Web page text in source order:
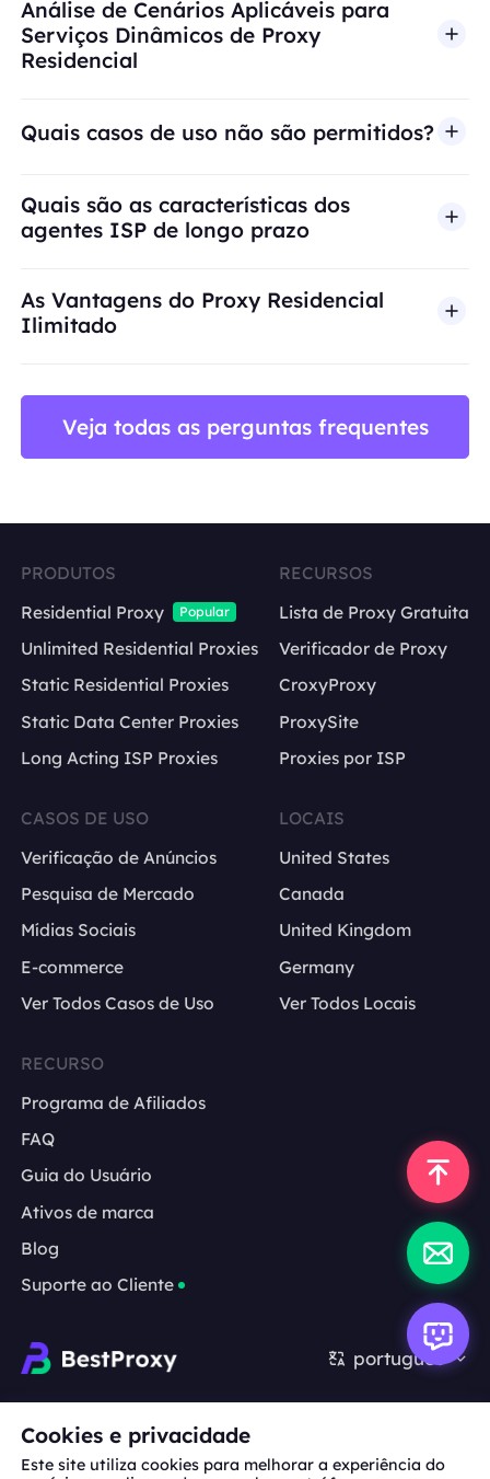
Análise de Cenários Aplicáveis para
Serviços Dinâmicos de Proxy
Residencial
Quais casos de uso não são permitidos?
A BestProxy não oferece suporte a fraude,
Quais são as características dos
agentes ISP de longo prazo
As Vantagens do Proxy Residencial
Ilimitado
Veja todas as perguntas frequentes
PRODUTOS
Residential Proxy
Popular
Unlimited Residential Proxies
Static Residential Proxies
Static Data Center Proxies
Long Acting ISP Proxies
RECURSOS
Lista de Proxy Gratuita
Verificador de Proxy
CroxyProxy
ProxySite
Proxies por ISP
CASOS DE USO
Verificação de Anúncios
Pesquisa de Mercado
Mídias Sociais
E-commerce
Ver Todos Casos de Uso
LOCAIS
United States
Canada
United Kingdom
Germany
Ver Todos Locais
RECURSO
Programa de Afiliados
FAQ
Guia do Usuário
Ativos de marca
Blog
Suporte ao Cliente
português
Cooperação:michael.wang@bestproxy.com
Cookies e privacidade
Este site utiliza cookies para melhorar a experiência do